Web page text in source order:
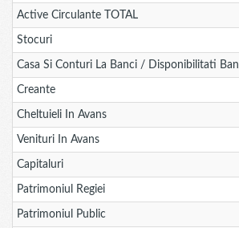
Active Circulante TOTAL
Stocuri
Casa Si Conturi La Banci / Disponibilitati
Creante
Cheltuieli In Avans
Venituri In Avans
Capitaluri
Patrimoniul Regiei
Patrimoniul Public